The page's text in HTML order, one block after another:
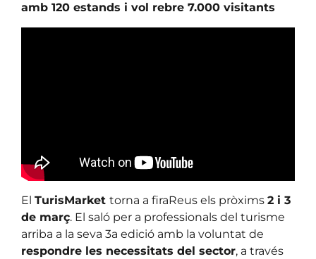
amb 120 estands i vol rebre 7.000 visitants
El TurisMarket torna a firaReus els pròxims 2 i 3
de març. El saló per a professionals del turisme
arriba a la seva 3a edició amb la voluntat de
respondre les necessitats del sector, a través